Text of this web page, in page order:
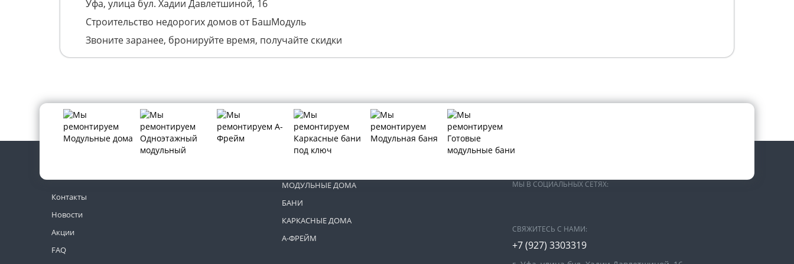
Уфа, улица бул. Хадии Давлетшиной, 16
Строительство недорогих домов от БашМодуль
Звоните заранее, бронируйте время, получайте скидки
Контакты
Новости
Акции
FAQ
МОДУЛЬНЫЕ ДОМА
БАНИ
КАРКАСНЫЕ ДОМА
А-ФРЕЙМ
МЫ В СОЦИАЛЬНЫХ СЕТЯХ:
СВЯЖИТЕСЬ С НАМИ:
+7 (927) 3303319